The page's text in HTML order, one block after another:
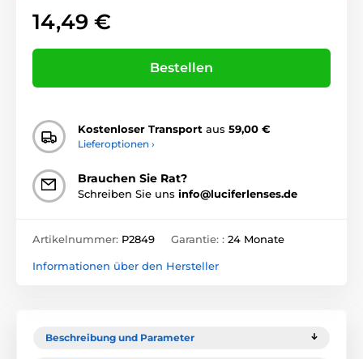
14,49 €
Bestellen
Kostenloser Transport aus 59,00 €
Lieferoptionen ›
Brauchen Sie Rat?
Schreiben Sie uns info@luciferlenses.de
Artikelnummer: P2849 Garantie: : 24 Monate
Informationen über den Hersteller
Beschreibung und Parameter